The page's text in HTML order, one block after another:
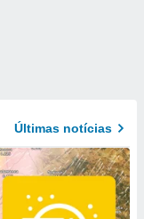
Últimas notícias